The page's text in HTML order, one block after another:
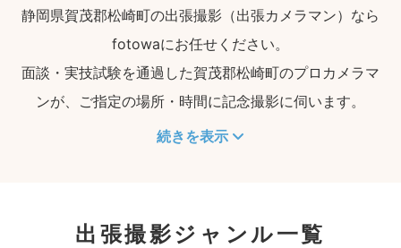
静岡県賀茂郡松崎町の出張撮影（出張カメラマン）なら
fotowaにお任せください。
面談・実技試験を通過した賀茂郡松崎町のプロカメラマ
ンが、ご指定の場所・時間に記念撮影に伺います。
続きを表示
出張撮影ジャンル一覧